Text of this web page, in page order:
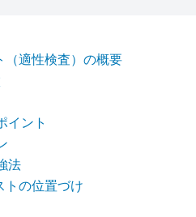
（適性検査）の概要
イント
法
トの位置づけ